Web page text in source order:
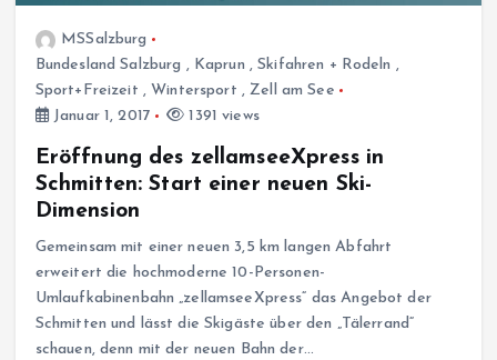
MSSalzburg
Bundesland Salzburg , Kaprun ,Skifahren + Rodeln ,
Sport+Freizeit , Wintersport ,Zell am See
Januar 1, 2017
1391 views
Eröffnung des zellamseeXpress in
Schmitten: Start einer neuen Ski-
Dimension
Gemeinsam mit einer neuen 3,5 km langen Abfahrt
erweitert die hochmoderne 10-Personen-
Umlaufkabinenbahn „zellamseeXpress“ das Angebot der
Schmitten und lässt die Skigäste über den „Tälerrand“
schauen, denn mit der neuen Bahn der…